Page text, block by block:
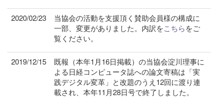
2020/02/23
当協会の活動を支援頂く賛助会員様の構成に
一部、変更がありました。内訳をこちらをご
覧ください。
2019/12/15
既報（本年1月16日掲載）の当協会淀川理事に
よる日経コンピュータ誌への論文寄稿は「実
践デジタル変革」と改題のうえ12回に渡り連
載され、本年11月28日号で終了しました。